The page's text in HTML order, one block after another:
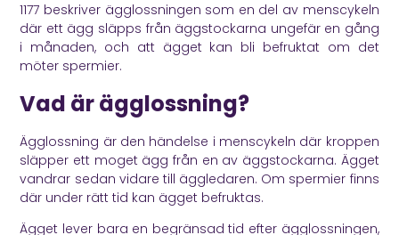
1177 beskriver ägglossningen som en del av menscykeln
där ett ägg släpps från äggstockarna ungefär en gång
i månaden, och att ägget kan bli befruktat om det
möter spermier.
Vad är ägglossning?
Ägglossning är den händelse i menscykeln där kroppen
släpper ett moget ägg från en av äggstockarna. Ägget
vandrar sedan vidare till äggledaren. Om spermier finns
där under rätt tid kan ägget befruktas.
Ägget lever bara en begränsad tid efter ägglossningen,